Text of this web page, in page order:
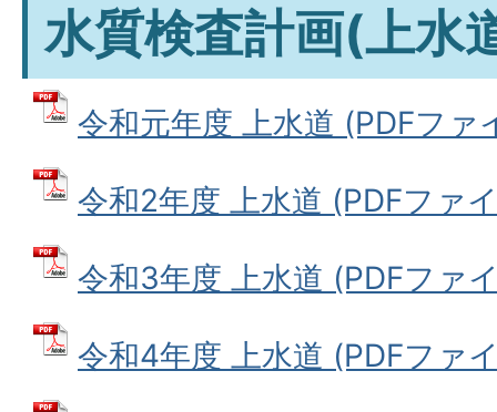
水質検査計画(上水
令和元年度 上水道 (PDFファ
令和2年度 上水道 (PDFファ
令和3年度 上水道 (PDFファ
令和4年度 上水道 (PDFファ